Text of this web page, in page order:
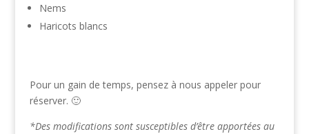
Nems
Haricots blancs
Pour un gain de temps, pensez à nous appeler pour
réserver. 🙂
*Des modifications sont susceptibles d’être apportées au